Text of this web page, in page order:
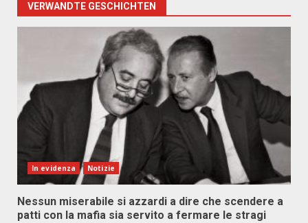
VERWANDTE GESCHICHTEN
In evidenza Notizie
Nessun miserabile si azzardi a dire che scendere a
patti con la mafia sia servito a fermare le stragi